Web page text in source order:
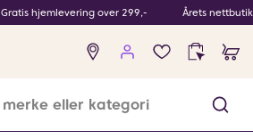
Gratis hjemlevering over 299,- Årets
Ingen
produkter